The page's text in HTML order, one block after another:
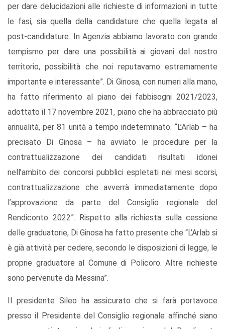
per dare delucidazioni alle richieste di informazioni in tutte
le fasi, sia quella della candidature che quella legata al
post-candidature. In Agenzia abbiamo lavorato con grande
tempismo per dare una possibilità ai giovani del nostro
territorio, possibilità che noi reputavamo estremamente
importante e interessante”. Di Ginosa, con numeri alla mano,
ha fatto riferimento al piano dei fabbisogni 2021/2023,
adottato il 17 novembre 2021, piano che ha abbracciato più
annualità, per 81 unità a tempo indeterminato. “L’Arlab – ha
precisato Di Ginosa – ha avviato le procedure per la
contrattualizzazione dei candidati risultati idonei
nell’ambito dei concorsi pubblici espletati nei mesi scorsi,
contrattualizzazione che avverrà immediatamente dopo
l’approvazione da parte del Consiglio regionale del
Rendiconto 2022”. Rispetto alla richiesta sulla cessione
delle graduatorie, Di Ginosa ha fatto presente che “L’Arlab si
è già attività per cedere, secondo le disposizioni di legge, le
proprie graduatore al Comune di Policoro. Altre richieste
sono pervenute da Messina”.
Il presidente Sileo ha assicurato che si farà portavoce
presso il Presidente del Consiglio regionale affinché siano